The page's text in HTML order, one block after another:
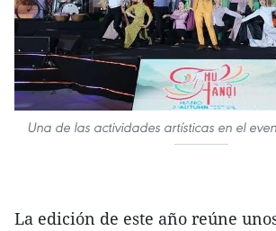
Una de las actividades artísticas en el
La edición de este año reúne